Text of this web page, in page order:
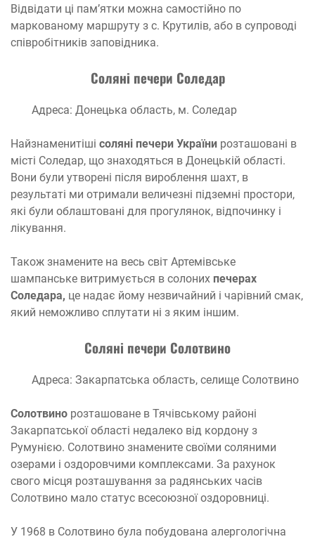
Відвідати ці пам’ятки можна самостійно по
маркованому маршруту з с. Крутилів, або в супроводі
співробітників заповідника.
Соляні печери Соледар
Адреса: Донецька область, м. Соледар
Найзнаменитіші соляні печери України розташовані в
місті Соледар, що знаходяться в Донецькій області.
Вони були утворені після вироблення шахт, в
результаті ми отримали величезні підземні простори,
які були облаштовані для прогулянок, відпочинку і
лікування.
Також знамените на весь світ Артемівське
шампанське витримується в солоних печерах
Соледара, це надає йому незвичайний і чарівний смак,
який неможливо сплутати ні з яким іншим.
Соляні печери Солотвино
Адреса: Закарпатська область, селище Солотвино
Солотвино розташоване в Тячівському районі
Закарпатської області недалеко від кордону з
Румунією. Солотвино знамените своїми соляними
озерами і оздоровчими комплексами. За рахунок
свого місця розташування за радянських часів
Солотвино мало статус всесоюзної оздоровниці.
У 1968 в Солотвино була побудована алергологічна